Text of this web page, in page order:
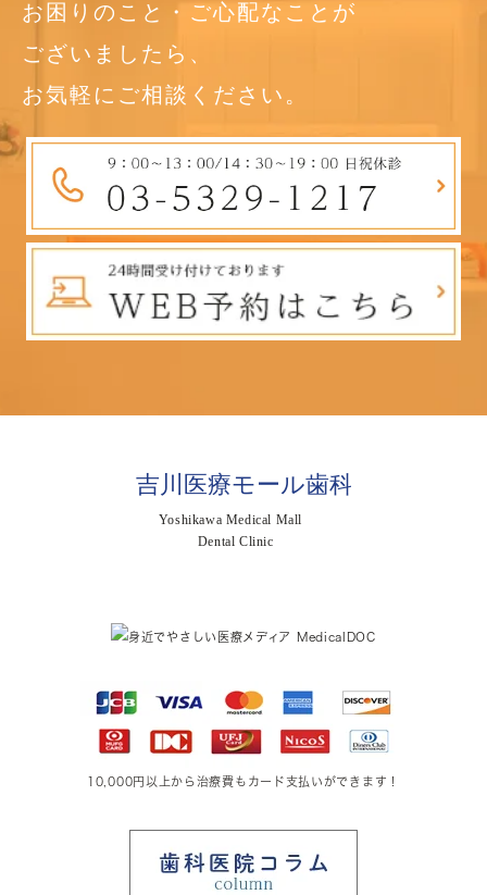
お困りのこと・ご心配なことが
ございましたら、
お気軽にご相談ください。
10,000円以上から治療費もカード支払いができます！